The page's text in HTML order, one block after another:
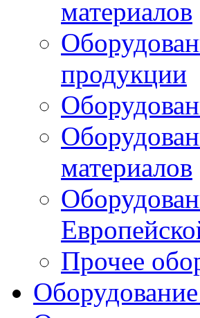
материалов
продукции
материалов
Прочее